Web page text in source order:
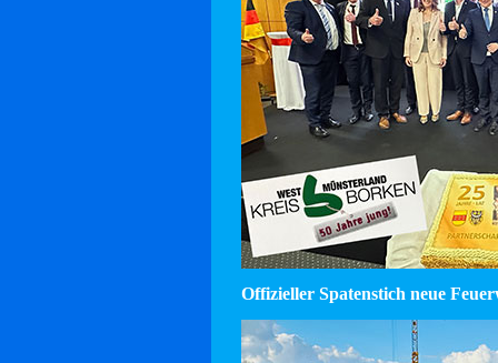
Offizieller Spatenstich neue